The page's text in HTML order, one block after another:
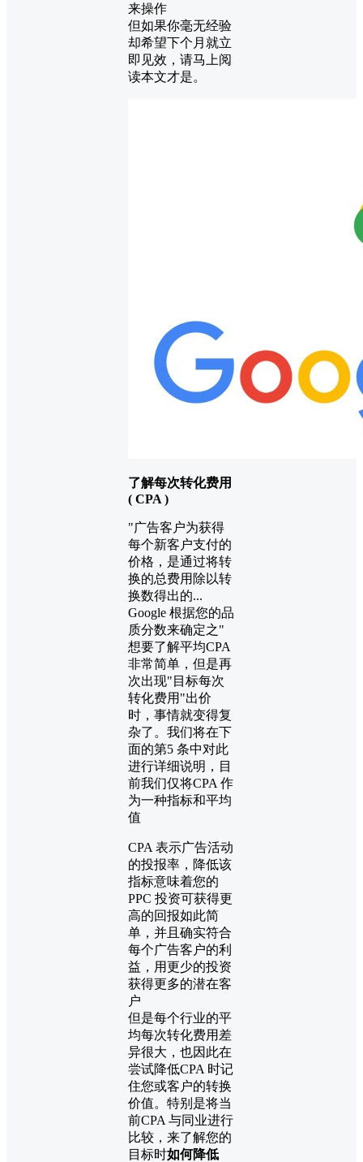
来操作
但如果你毫无经验
却希望下个月就立
即见效，请马上阅
读本文才是。
了解每次转化费用
( CPA )
"广告客户为获得
每个新客户支付的
价格，是通过将转
换的总费用除以转
换数得出的...
Google 根据您的品
质分数来确定之"
想要了解平均CPA
非常简单，但是再
次出现"目标每次
转化费用"出价
时，事情就变得复
杂了。我们将在下
面的第5 条中对此
进行详细说明，目
前我们仅将CPA 作
为一种指标和平均
值
CPA 表示广告活动
的投报率，降低该
指标意味着您的
PPC 投资可获得更
高的回报如此简
单，并且确实符合
每个广告客户的利
益，用更少的投资
获得更多的潜在客
户
但是每个行业的平
均每次转化费用差
异很大，也因此在
尝试降低CPA 时记
住您或客户的转换
价值。特别是将当
前CPA 与同业进行
比较，来了解您的
目标时如何降低